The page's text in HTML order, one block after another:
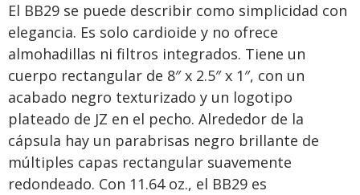
El BB29 se puede describir como simplicidad con
elegancia. Es solo cardioide y no ofrece
almohadillas ni filtros integrados. Tiene un
cuerpo rectangular de 8″ x 2.5″ x 1″, con un
acabado negro texturizado y un logotipo
plateado de JZ en el pecho. Alrededor de la
cápsula hay un parabrisas negro brillante de
múltiples capas rectangular suavemente
redondeado. Con 11.64 oz., el BB29 es